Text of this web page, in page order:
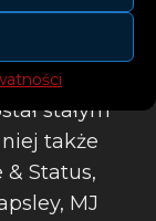
w Szwecji
w
Jego
stałym
także
& Status,
MJ